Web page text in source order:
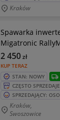
Kraków
Spawarka
Migatronic
KUP TERAZ
2 450zł
STAN: NOWY
CZĘSTO SPRZEDAJE
SPRZEDAJĄCY:
Kraków,
Swoszowice